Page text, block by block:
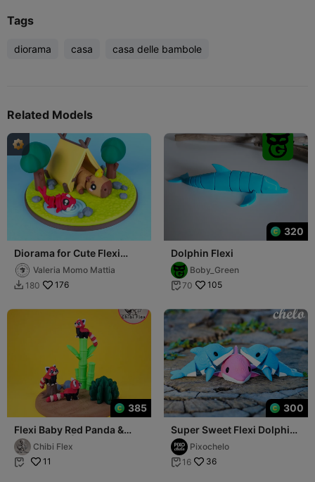
Tags
diorama casa casa delle bambole
Related Models
Diorama for Cute Flexi
Animals 🦙✨, Capybara
Edition 🌿🎨
Valeria Momo Mattia
 180 176
320
Dolphin Flexi
Boby_Green
 70 105
385
Flexi Baby Red Panda &
Diorama kit | Movable
Head Version In
Chibi Flex
 11
300
Super Sweet Flexi Dolphin
🐬​🐬​​ Pixochelo
 16 36